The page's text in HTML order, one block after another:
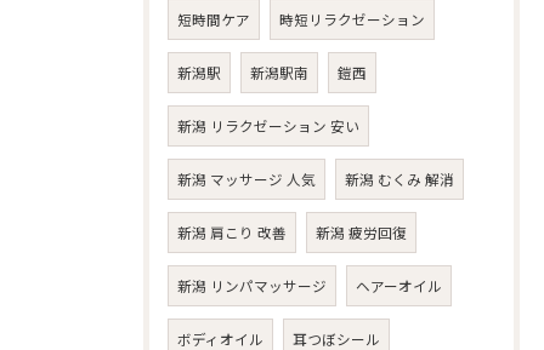
短時間ケア 時短リラクゼーション
新潟駅 新潟駅南 鎧西
新潟 リラクゼーション 安い
新潟 マッサージ 人気 新潟 むくみ 解消
新潟 肩こり 改善 新潟 疲労回復
新潟 リンパマッサージ ヘアーオイル
ボディオイル 耳つぼシール